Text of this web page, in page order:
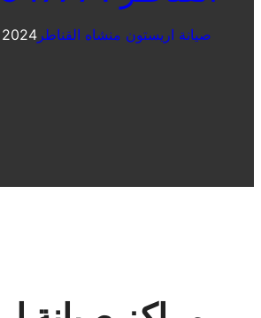
صيانة اريستون منشاه القناطر